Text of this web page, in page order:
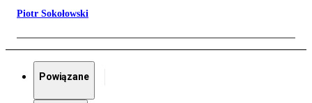
Piotr Sokołowski
Powiązane